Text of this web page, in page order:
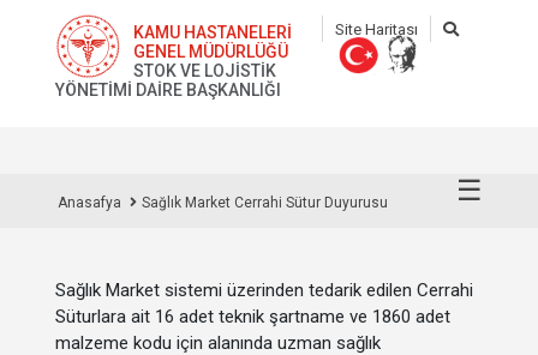
KAMU HASTANELERİ
GENEL MÜDÜRLÜĞÜ
STOK VE LOJİSTİK
YÖNETİMİ DAİRE BAŞKANLIĞI
Site Haritası
☰
Anasafya Sağlık Market Cerrahi Sütur Duyurusu
Sağlık Market sistemi üzerinden tedarik edilen Cerrahi
Süturlara ait 16 adet teknik şartname ve 1860 adet
malzeme kodu için alanında uzman sağlık